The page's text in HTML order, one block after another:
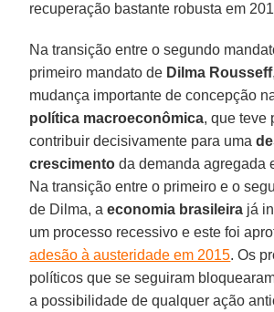
recuperação bastante robusta em
Na transição entre o segundo
primeiro mandato de Dilma Rousseff
mudança importante de concepção
política macroeconômica, que teve
contribuir decisivamente para uma
crescimento da demanda agregada
Na transição entre o primeiro e o
de Dilma, aeconomia brasileira já
um processo recessivo e este foi
adesão à austeridade em 2015. Os
políticos que se seguiram
a possibilidade de qualquer ação